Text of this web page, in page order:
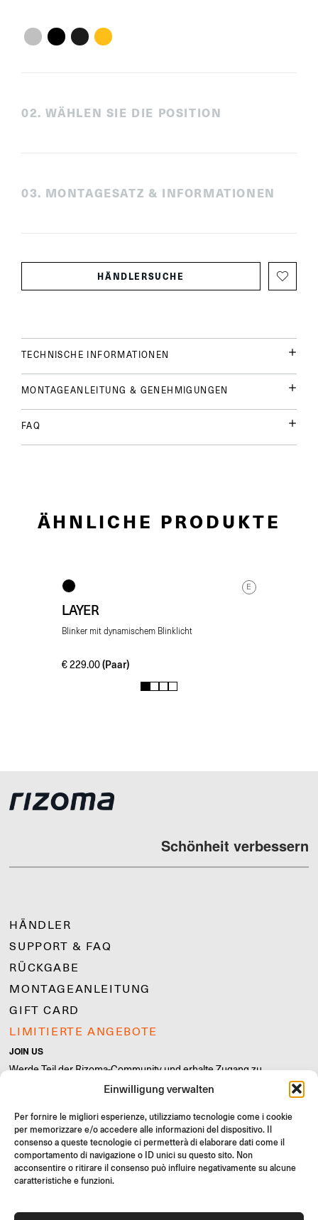
Einwilligung verwalten
Per fornire le migliori esperienze, utilizziamo tecnologie come i cookie
per memorizzare e/o accedere alle informazioni del dispositivo. Il
consenso a queste tecnologie ci permetterà di elaborare dati come il
comportamento di navigazione o ID unici su questo sito. Non
acconsentire o ritirare il consenso può influire negativamente su alcune
caratteristiche e funzioni.
02. WÄHLEN SIE DIE POSITION
03. MONTAGESATZ & INFORMATIONEN
HÄNDLERSUCHE
TECHNISCHE INFORMATIONEN
MONTAGEANLEITUNG & GENEHMIGUNGEN
FAQ
ÄHNLICHE PRODUKTE
E
LAYER
Blinker mit dynamischem Blinklicht
€229.00 (Paar)
1 2 3 4
Schönheit verbessern
HÄNDLER
SUPPORT & FAQ
RÜCKGABE
MONTAGEANLEITUNG
GIFT CARD
LIMITIERTE ANGEBOTE
JOIN US
Werde Teil der Rizoma-Community und erhalte Zugang zu
exklusiven Inhalten und Sonderangeboten!
Registrieren
Cookie Policy
Datenschutzrichtlinie